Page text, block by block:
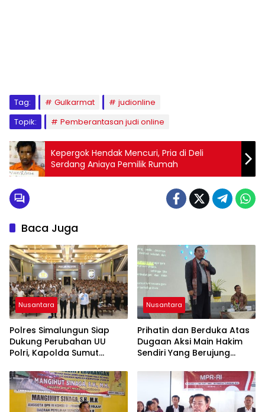
Tag: Gulkarmat
judionline
Topik:
Pemberantasan judi online
Kepergok Hendak Mencuri, Pria di Deli
Serdang Aniaya Pemilik Rumah
Baca Juga
Nusantara
Polres Simalungun Siap
Dukung Perubahan UU
Polri, Kapolda Sumut
Penguatan
Profesionalisme dan
Akuntabilitas Personel
Nusantara
Prihatin dan Berduka Atas
Dugaan Aksi Main Hakim
Sendiri Yang Berujung